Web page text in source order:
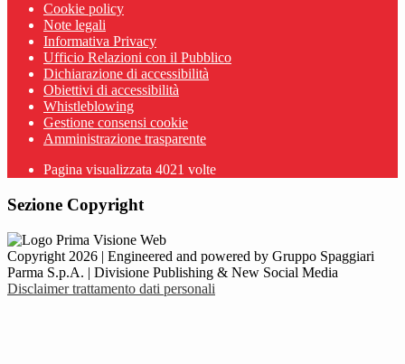
Cookie policy
Note legali
Informativa Privacy
Ufficio Relazioni con il Pubblico
Dichiarazione di accessibilità
Obiettivi di accessibilità
Whistleblowing
Gestione consensi cookie
Amministrazione trasparente
Pagina visualizzata 4021 volte
Sezione Copyright
Copyright 2026 | Engineered and powered by Gruppo Spaggiari
Parma S.p.A. | Divisione Publishing & New Social Media
Disclaimer trattamento dati personali